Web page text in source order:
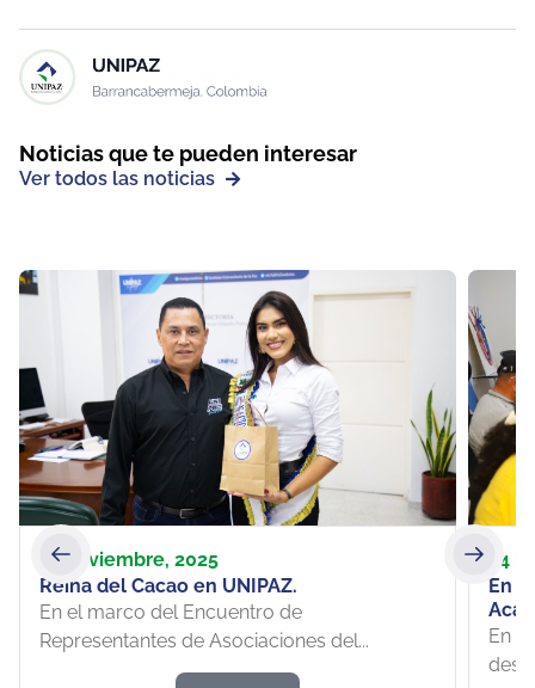
Noticias que te pueden interesar
Ver todos las noticias
14 noviembre, 2025
Reina del Cacao en UNIPAZ.
En el marco del Encuentro de
Representantes de Asociaciones del...
24
En
En